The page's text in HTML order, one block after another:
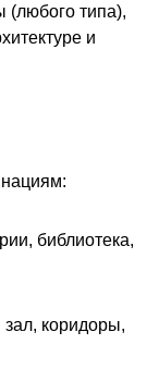
(любого типа),
и
библиотека,
коридоры,